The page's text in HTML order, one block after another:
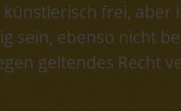
frei, aber
sein, ebenso nicht
geltendes Recht